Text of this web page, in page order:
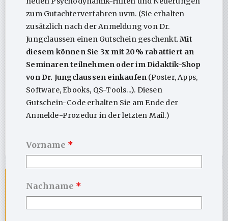
Mehr erfahren
zum Gutachterverfahren uvm. (Sie erhalten
zusätzlich nach der Anmeldung von Dr.
Jungclaussen einen Gutschein geschenkt.Mit
diesem können Sie 3x mit 20% rabattiert an
Seminaren teilnehmen oder im Didaktik-Shop
von Dr. Jungclaussen einkaufen (Poster, Apps,
Software, Ebooks, QS-Tools...). Diesen
Gutschein-Code erhalten Sie am Ende der
Anmelde-Prozedur in der letzten Mail.)
Vorname *
Nachname *